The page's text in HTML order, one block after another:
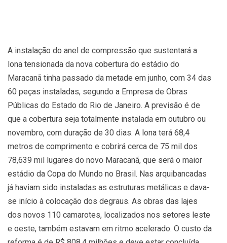
A instalação do anel de compressão que sustentará a
lona tensionada da nova cobertura do estádio do
Maracanã tinha passado da metade em junho, com 34 das
60 peças instaladas, segundo a Empresa de Obras
Públicas do Estado do Rio de Janeiro. A previsão é de
que a cobertura seja totalmente instalada em outubro ou
novembro, com duração de 30 dias. A lona terá 68,4
metros de comprimento e cobrirá cerca de 75 mil dos
78,639 mil lugares do novo Maracanã, que será o maior
estádio da Copa do Mundo no Brasil. Nas arquibancadas
já haviam sido instaladas as estruturas metálicas e dava-
se início à colocação dos degraus. As obras das lajes
dos novos 110 camarotes, localizados nos setores leste
e oeste, também estavam em ritmo acelerado. O custo da